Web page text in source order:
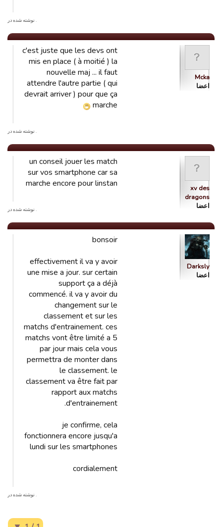
. نوشته شده در
Mcka
اعضا
c'est juste que les devs ont
mis en place ( à moitié ) la
nouvelle maj ... il faut
attendre l'autre partie ( qui
devrait arriver ) pour que ça
marche
. نوشته شده در
xv des
dragons
اعضا
un conseil jouer les match
sur vos smartphone car sa
marche encore pour linstan
. نوشته شده در
Darksly
اعضا
bonsoir
effectivement il va y avoir
une mise a jour. sur certain
support ça a déjà
commencé. il va y avoir du
changement sur le
classement et sur les
matchs d'entrainement. ces
matchs vont être limité a 5
par jour mais cela vous
permettra de monter dans
le classement. le
classement va être fait par
rapport aux matchs
d'entrainement.
je confirme, cela
fonctionnera encore jusqu'a
lundi sur les smartphones
cordialement
. نوشته شده در